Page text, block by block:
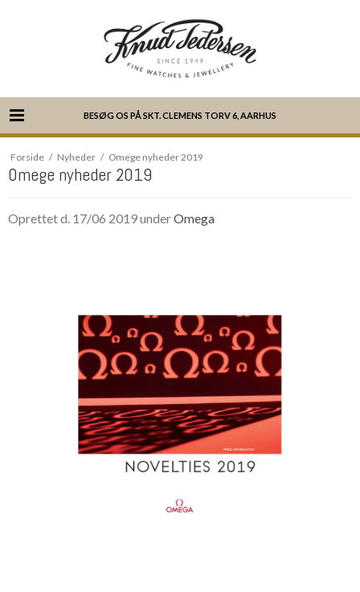
BESØG OS PÅ SKT. CLEMENS TORV 6, AARHUS
Forside / Nyheder / Omege nyheder 2019
Omege nyheder 2019
Oprettet d. 17/06 2019underOmega